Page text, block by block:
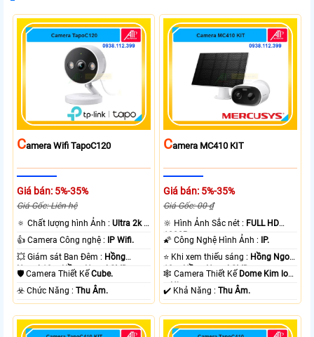
CAmera Wifi TapoC120
Giá bán: 5%-35%
Giá Gốc: Liên hệ
🔅 Chất lượng hình Ảnh :Ultra 2k +
.
👍 Camera Công nghệ :
IP Wifi.
💥 Giám sát Ban Đêm : Hồng
Ngoại 10m Hồng Ngoại SMD.
🛡 Camera Thiết KếCube.
️☣️ Chức Năng :Thu Âm.
CAmera MC410 KIT
Giá bán: 5%-35%
Giá Gốc: 00 ₫
🔆 Hình Ảnh Sắc nét : FULL HD
1080P .
🌠 Công Nghệ Hình Ảnh :
IP.
⭐ Khi xem thiếu sáng : Hồng Ngoại
10m Hồng Ngoại SMD.
🕸️ Camera Thiết Kế Dome Kim loại
+ Nhựa.
️✔️ Khả Năng :Thu Âm.